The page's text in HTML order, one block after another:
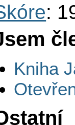
:
Kniha